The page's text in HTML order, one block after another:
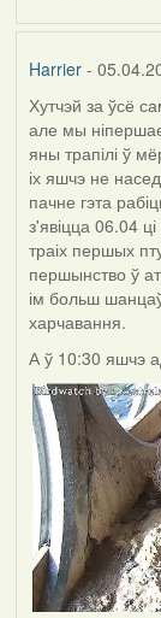
Harrier-
Хутчэй за ўсё
але мы
яны трапілі ў
іх яшчэ не
пачне гэта
з'явіцца 06.04
траіх першых
першынство ў
ім больш
харчавання.
А ў 10:30 яшчэ